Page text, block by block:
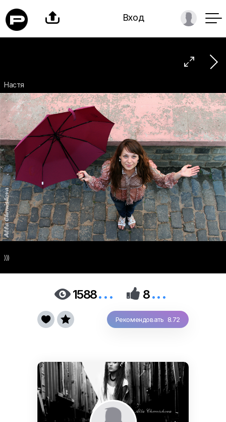
 Вход

Настя
)))
 1588...  8...
Рекомендовать 8.72
 